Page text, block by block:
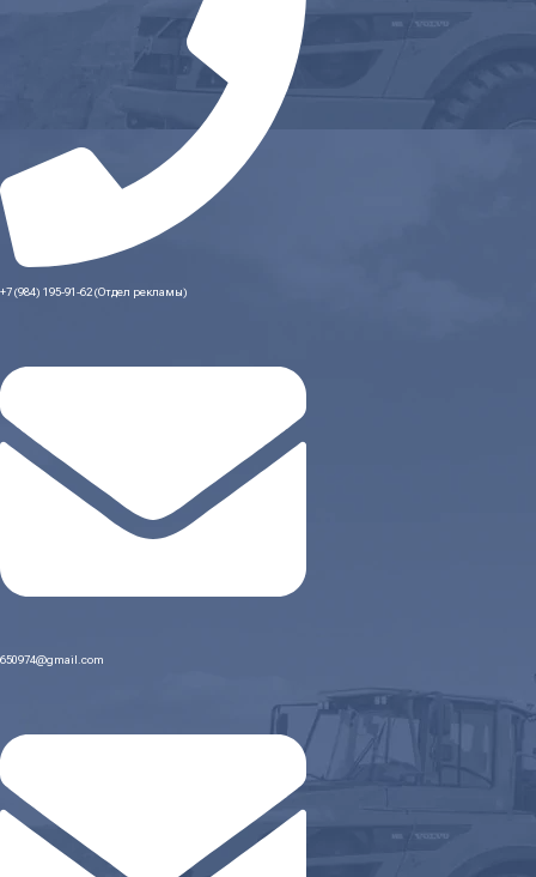
+7 (984) 195-91-62 (Отдел рекламы)
650974@gmail.com